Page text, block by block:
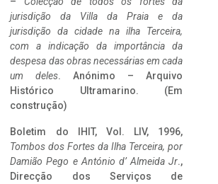
jurisdição da Villa da Praia e da
jurisdição da cidade na ilha Terceira,
com a indicação da importância da
despesa das obras necessárias em cada
um deles. Anónimo – Arquivo
Histórico Ultramarino. (Em
construção)
Boletim do IHIT, Vol. LIV, 1996,
Tombos dos Fortes da Ilha Terceira, por
Damião Pego e António d’ Almeida Jr.,
Direcção dos Serviços de